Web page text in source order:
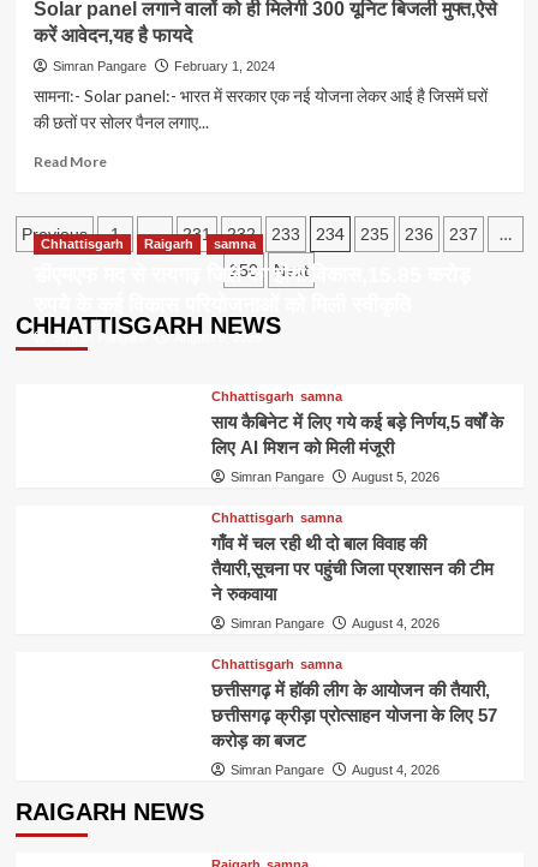
क्षेत्र
के
से
करें
संपर्क
छात्रों
के
अवसर,निःशुल्क
करियर
का
Solar panel लगाने वालों को ही मिलेगी 300 यूनिट बिजली मुफ्त,ऐसे
करें आवेदन,यह है फायदे
Simran Pangare February 1, 2024
सामना:- Solar panel:- भारत में सरकार एक नई योजना लेकर आई है जिसमें घरों
की छतों पर सोलर पैनल लगाए...
Read MoreRead
Solar
panel
को
ही
Posts
Previous 1 … 231 232 233 234 235 236 237 …
250 Next
CHHATTISGARH NEWS
Chhattisgarh Raigarh samna
डीएमएफ मद से रायगढ़ जिले का होगा विकास,15.85 करोड़
Simran Pangare August 5, 2026
Chhattisgarh samna
साय कैबिनेट में लिए गये कई बड़े निर्णय,5 वर्षों के
लिए AI मिशन को मिली मंजूरी
Simran Pangare August 5, 2026
Chhattisgarh samna
गाँव में चल रही थी दो बाल विवाह की
तैयारी,सूचना पर पहुंची जिला प्रशासन की टीम
ने रुकवाया
Simran Pangare August 4, 2026
Chhattisgarh samna
छत्तीसगढ़ में हॉकी लीग के आयोजन की तैयारी,
छत्तीसगढ़ क्रीड़ा प्रोत्साहन योजना के लिए 57
करोड़ का बजट
Simran Pangare August 4, 2026
RAIGARH NEWS
Raigarh samna